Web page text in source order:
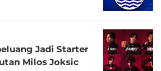
Jadi Starter
Milos Joksic